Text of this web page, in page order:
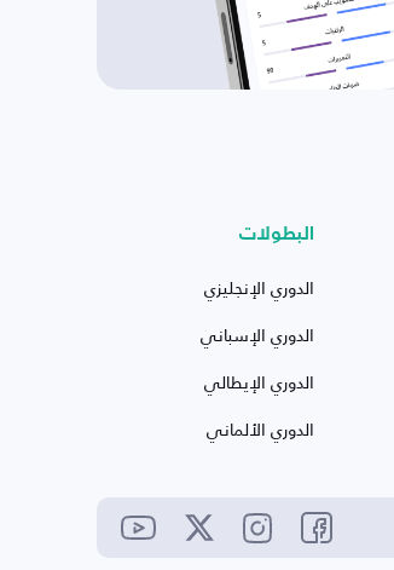
البطولات
الدوري الإنجليزي
الدوري الإسباني
الدوري الإيطالي
الدوري الألماني